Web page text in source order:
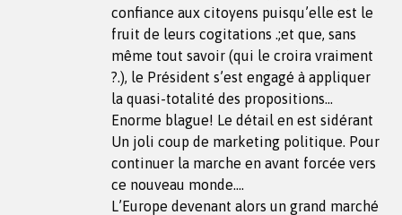
confiance aux citoyens puisqu’elle est le
fruit de leurs cogitations .;et que, sans
même tout savoir (qui le croira vraiment
?.), le Président s’est engagé à appliquer
la quasi-totalité des propositions…
Enorme blague! Le détail en est sidérant
Un joli coup de marketing politique. Pour
continuer la marche en avant forcée vers
ce nouveau monde….
L’Europe devenant alors un grand marché